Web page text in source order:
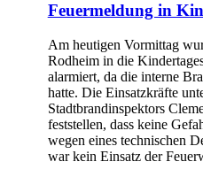
Feuermeldung in
Am heutigen Vormittag
Rodheim in die
alarmiert, da die interne
hatte. Die Einsatzkräfte
Stadtbrandinspektors
feststellen, dass keine
wegen eines technischen
war kein Einsatz der